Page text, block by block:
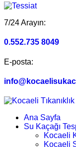
7/24 Arayın:
0.552.735 8049
E-posta:
Ana Sayfa
Su Kaçağı
Kocaeli
Kocaeli